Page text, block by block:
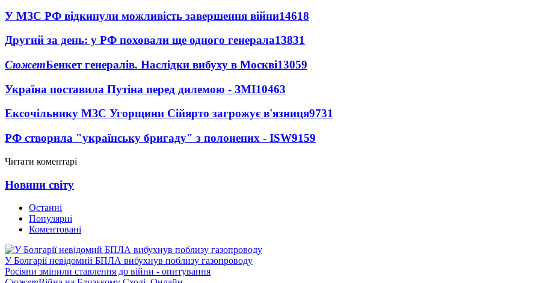
У МЗС РФ відкинули можливість завершення війни14618
Другий за день: у РФ поховали ще одного генерала13831
СюжетБенкет генералів. Наслідки вибуху в Москві13059
Україна поставила Путіна перед дилемою - ЗМІ10463
Ексочільнику МЗС Угорщини Сійярто загрожує в'язниця9731
РФ створила "українську бригаду" з полонених - ISW9159
Читати коментарі
Новини світу
Останні
Популярні
Коментовані
У Болгарії невідомий БПЛА вибухнув поблизу газопроводу
Росіяни змінили ставлення до війни - опитування